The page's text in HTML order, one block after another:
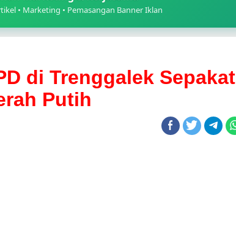
• Marketing • Pemasangan Banner Iklan
di Trenggalek Sepakat
Putih